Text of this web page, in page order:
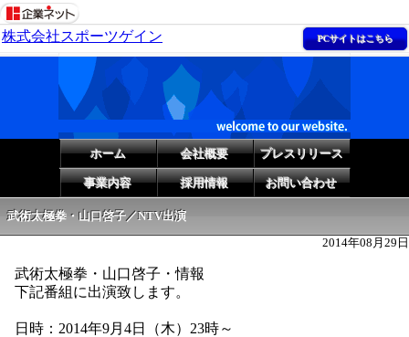
株式会社スポーツゲイン PCサイトはこちら
ホーム 会社概要 プレスリリース
事業内容 採用情報 お問い合わせ
武術太極拳・山口啓子／NTV出演
2014年08月29日
武術太極拳・山口啓子・情報
下記番組に出演致します。
日時：2014年9月4日（木）23時～